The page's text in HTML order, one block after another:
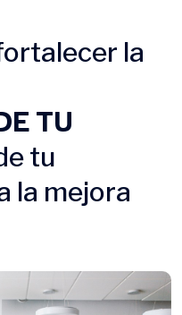
la
TU
tu
la mejora